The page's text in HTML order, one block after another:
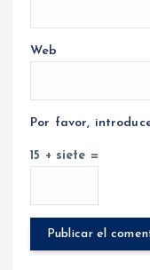
Web
Por favor,
15 + siete =